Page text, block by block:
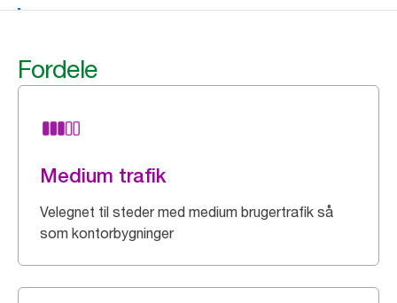
Fordele
Medium trafik
Velegnet til steder med medium brugertrafik så
som kontorbygninger